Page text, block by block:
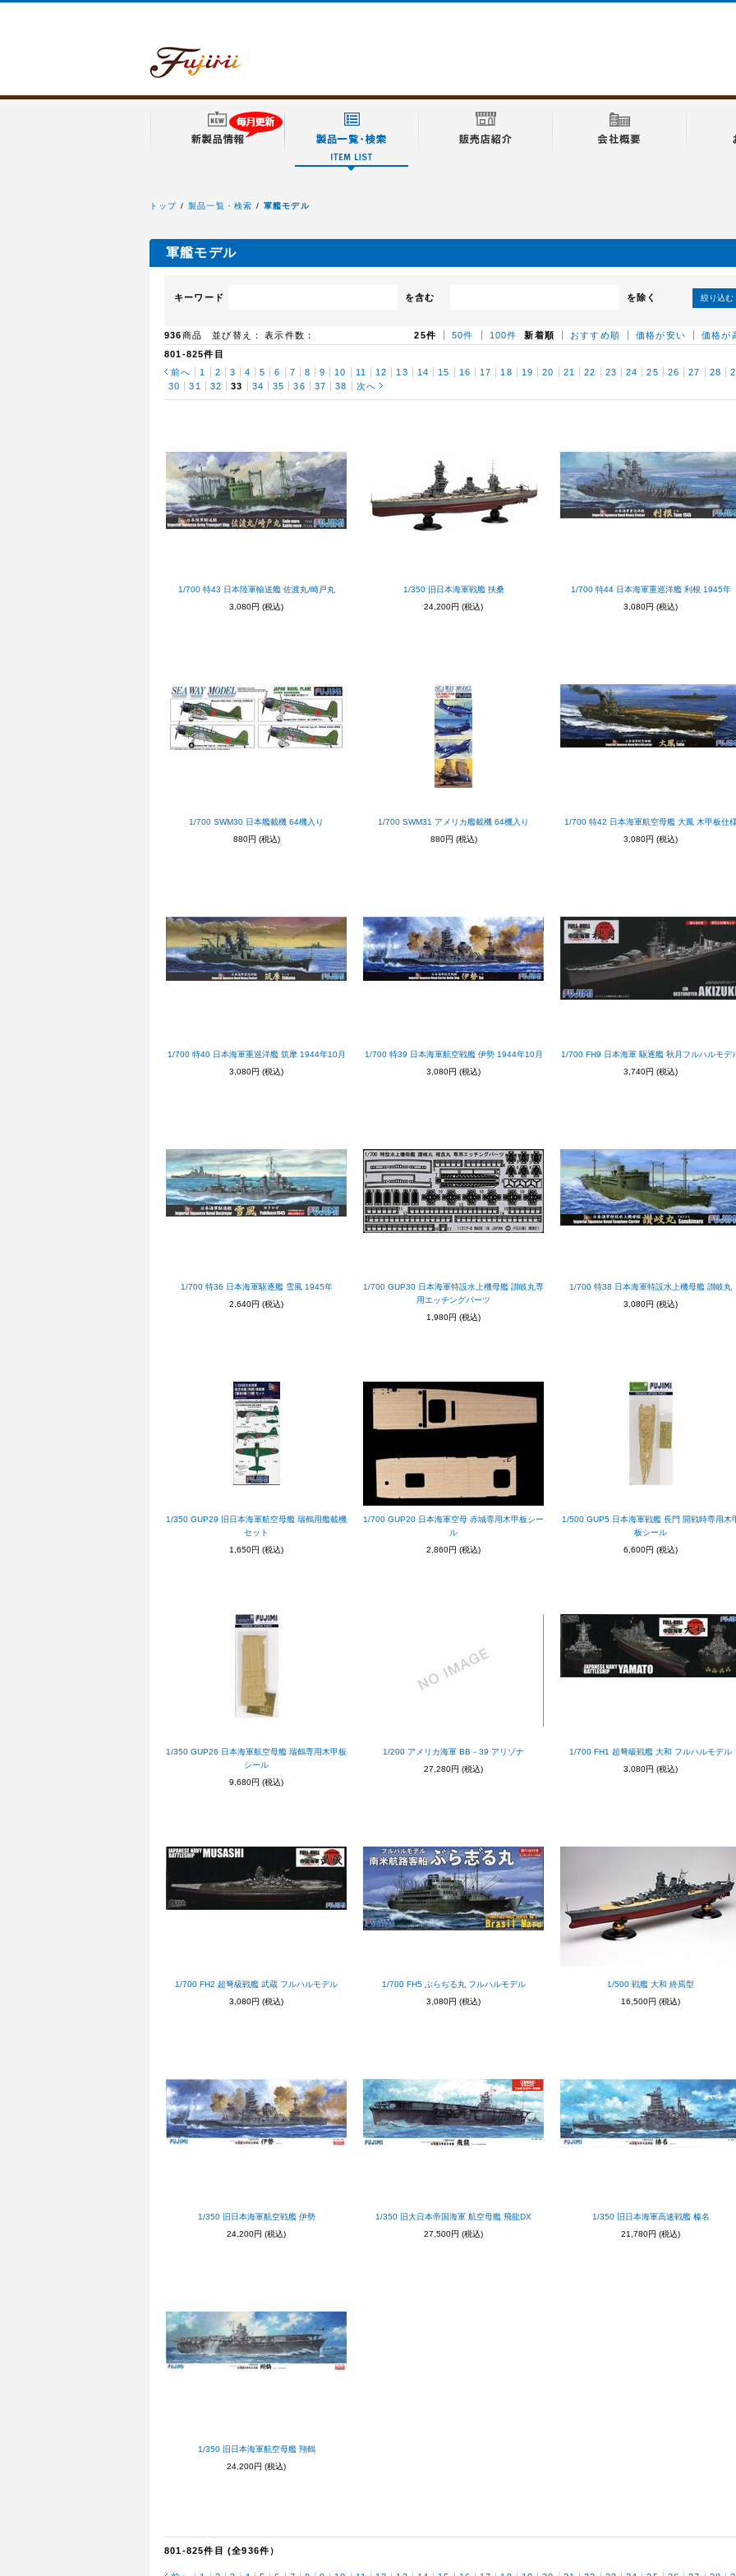
トップ 製品一覧・検索 軍艦モデル
軍艦モデル
キーワード を含む を除く 絞り込む
936商品 並び替え： 新着順 おすすめ順 価格が安い 価格が
表示件数： 25件 50件
100件
801-825件目
前へ
1 2 3 4 5 6 7 8 9 10 11 12 13 14 15 16 17 18 19 20 21 22 23 24 25 26 27 28
30
31 32 33 34 35 36 37 38 次へ
1/700 特43 日本陸軍輸送艦 佐渡丸/崎戸丸
3,080円 (税込)
1/350 旧日本海軍戦艦 扶桑
24,200円 (税込)
1/700 特44 日本海軍重巡洋艦 利根 1945年
3,080円 (税込)
1/700 SWM30 日本艦載機 64機入り
880円 (税込)
1/700 SWM31 アメリカ艦載機 64機入り
880円 (税込)
1/700 特42 日本海軍航空母艦 大鳳 木甲板仕
3,080円 (税込)
1/700 特40 日本海軍重巡洋艦 筑摩 1944年10月
3,080円 (税込)
1/700 特39 日本海軍航空戦艦 伊勢 1944年10月
3,080円 (税込)
1/700 FH9 日本海軍 駆逐艦 秋月フルハルモデ
3,740円 (税込)
1/700 特36 日本海軍駆逐艦 雪風 1945年
2,640円 (税込)
1/700 GUP30 日本海軍特設水上機母艦 讃岐丸専
用エッチングパーツ
1,980円 (税込)
1/700 特38 日本海軍特設水上機母艦 讃岐丸
3,080円 (税込)
1/350 GUP29 旧日本海軍航空母艦 瑞鶴用艦載機
セット
1,650円 (税込)
1/700 GUP20 日本海軍空母 赤城専用木甲板シー
ル
2,860円 (税込)
1/500 GUP5 日本海軍戦艦 長門 開戦時専用木
板シール
6,600円 (税込)
1/350 GUP26 日本海軍航空母艦 瑞鶴専用木甲板
シール
9,680円 (税込)
1/200 アメリカ海軍 BB－39 アリゾナ
27,280円 (税込)
1/700 FH1 超弩級戦艦 大和 フルハルモデル
3,080円 (税込)
1/700 FH2 超弩級戦艦 武蔵 フルハルモデル
3,080円 (税込)
1/700 FH5 ぶらぢる丸 フルハルモデル
3,080円 (税込)
1/500 戦艦 大和 終焉型
16,500円 (税込)
1/350 旧日本海軍航空戦艦 伊勢
24,200円 (税込)
1/350 旧大日本帝国海軍 航空母艦 飛龍DX
27,500円 (税込)
1/350 旧日本海軍高速戦艦 榛名
21,780円 (税込)
1/350 旧日本海軍航空母艦 翔鶴
24,200円 (税込)
801-825件目 (全936件）